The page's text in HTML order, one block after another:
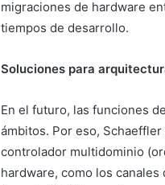
migraciones de hardware
tiempos de desarrollo.
Soluciones para
En el futuro, las funciones
ámbitos. Por eso,
controlador multidominio
hardware, como los